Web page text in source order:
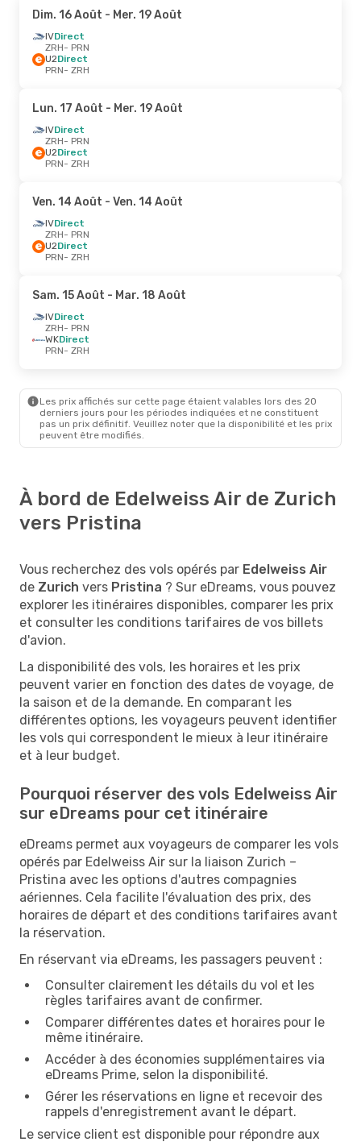
Dim. 16 Août - Mer. 19 Août
IVDirect
ZRH- PRN
U2Direct
PRN- ZRH
Lun. 17 Août - Mer. 19 Août
IVDirect
ZRH- PRN
U2Direct
PRN- ZRH
Ven. 14 Août - Ven. 14 Août
IVDirect
ZRH- PRN
U2Direct
PRN- ZRH
Sam. 15 Août - Mar. 18 Août
IVDirect
ZRH- PRN
WKDirect
PRN- ZRH
Les prix affichés sur cette page étaient valables lors des 20
derniers jours pour les périodes indiquées et ne constituent
pas un prix définitif. Veuillez noter que la disponibilité et les prix
peuvent être modifiés.
À bord de Edelweiss Air de Zurich
vers Pristina
Vous recherchez des vols opérés par Edelweiss Air
de Zurich vers Pristina ? Sur eDreams, vous pouvez
explorer les itinéraires disponibles, comparer les prix
et consulter les conditions tarifaires de vos billets
d'avion.
La disponibilité des vols, les horaires et les prix
peuvent varier en fonction des dates de voyage, de
la saison et de la demande. En comparant les
différentes options, les voyageurs peuvent identifier
les vols qui correspondent le mieux à leur itinéraire
et à leur budget.
Pourquoi réserver des vols Edelweiss Air
sur eDreams pour cet itinéraire
eDreams permet aux voyageurs de comparer les vols
opérés par Edelweiss Air sur la liaison Zurich –
Pristina avec les options d'autres compagnies
aériennes. Cela facilite l'évaluation des prix, des
horaires de départ et des conditions tarifaires avant
la réservation.
En réservant via eDreams, les passagers peuvent :
Consulter clairement les détails du vol et les
règles tarifaires avant de confirmer.
Comparer différentes dates et horaires pour le
même itinéraire.
Accéder à des économies supplémentaires via
eDreams Prime, selon la disponibilité.
Gérer les réservations en ligne et recevoir des
rappels d'enregistrement avant le départ.
Le service client est disponible pour répondre aux